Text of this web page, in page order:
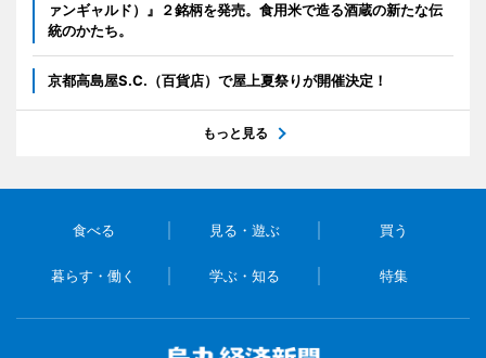
ァンギャルド）』２銘柄を発売。食用米で造る酒蔵の新たな伝
統のかたち。
京都高島屋S.C.（百貨店）で屋上夏祭りが開催決定！
もっと見る
食べる 見る・遊ぶ 買う
暮らす・働く 学ぶ・知る 特集